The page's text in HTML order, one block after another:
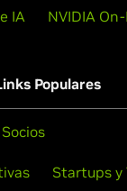
IA NVIDIA
Populares
Socios
Startups y